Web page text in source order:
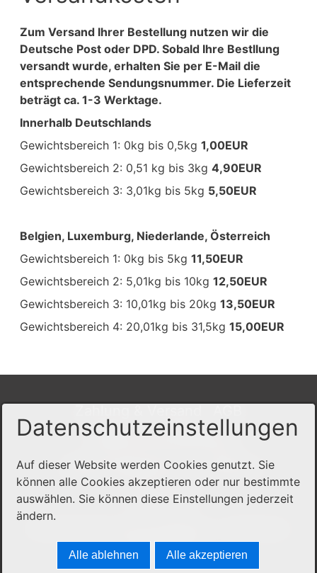
Zum Versand Ihrer Bestellung nutzen wir die
Deutsche Post oder DPD. Sobald Ihre Bestllung
versandt wurde, erhalten Sie per E-Mail die
entsprechende Sendungsnummer. Die Lieferzeit
beträgt ca. 1-3 Werktage.
Innerhalb Deutschlands
Gewichtsbereich 1: 0kg bis 0,5kg1,00EUR
Gewichtsbereich 2: 0,51 kg bis 3kg4,90EUR
Gewichtsbereich 3: 3,01kg bis 5kg 5,50EUR
Belgien, Luxemburg, Niederlande, Österreich
Gewichtsbereich 1: 0kg bis 5kg11,50EUR
Gewichtsbereich 2: 5,01kg bis 10kg12,50EUR
Gewichtsbereich 3: 10,01kg bis 20kg13,50EUR
Gewichtsbereich 4: 20,01kg bis 31,5kg15,00EUR
Datenschutzerklärung
Widerrufsbelehrung
Widerruf
Impressum
vorbehalten
Datenschutzeinstellungen
Auf dieser Website werden Cookies genutzt. Sie
können alle Cookies akzeptieren oder nur bestimmte
auswählen. Sie können diese Einstellungen jederzeit
ändern.
Alle ablehnen Alle akzeptieren